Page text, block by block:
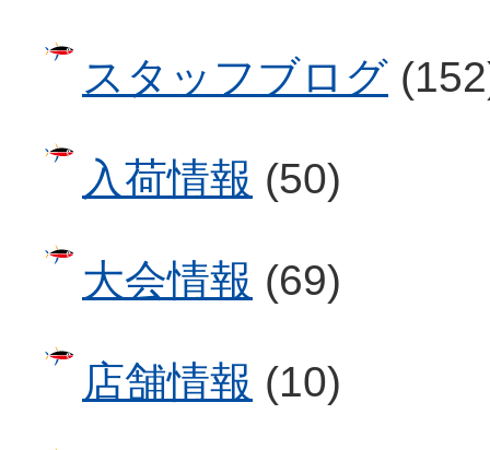
スタッフブログ
入荷情報 (50)
大会情報 (69)
店舗情報 (10)